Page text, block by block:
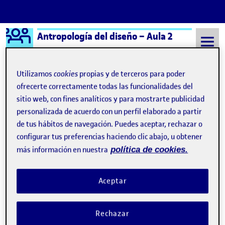
Saltar al contenido
Logo Ágora
Antropología del diseño – Aula 2
Semestre 20241 - Aula 2 Entrega de la actividad R4
Entrega de la actividad R4
Publicado porRAICES Y RITMOS DE IBIZA.
Sarai Hernandez Diaz
Fecha de publicación
-comentario
Propuesta: Plataforma de Comunidad “Raíces y Ritmos de Ibiza»
La idea es crear una plataforma digital que sirva como un espacio
virtual donde la comunidad hippy y simpatizantes puedan
Utilizamoscookies propias y de terceros para poder
ofrecerte correctamente todas las funcionalidades del
sitio web, con fines analíticos y para mostrarte publicidad
personalizada de acuerdo con un perfil elaborado a partir
de tus hábitos de navegación. Puedes aceptar, rechazar o
configurar tus preferencias haciendo clic abajo, u obtener
más información en nuestra política de cookies.
Rechazar
Aceptar